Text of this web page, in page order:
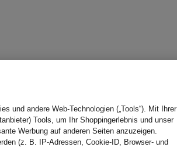
und andere Web-Technologien („Tools“). Mit Ihrer
Tools, um Ihr Shoppingerlebnis und unser
Werbung auf anderen Seiten anzuzeigen.
(z. B. IP-Adressen, Cookie-ID, Browser- und